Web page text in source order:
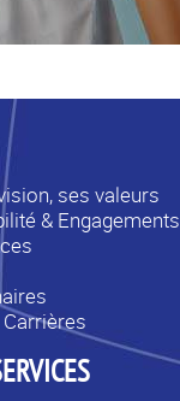
ses valeurs
& Engagements